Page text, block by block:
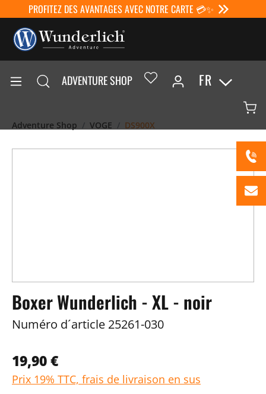
PROFITEZ DES AVANTAGES AVEC NOTRE CARTE 💳✨
ADVENTURE SHOP FR
Adventure Shop VOGE DS900X
Boxer Wunderlich - XL - noir
Numéro d´article 25261-030
19,90 €
Prix 19% TTC, frais de livraison en sus